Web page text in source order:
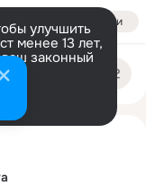
Войти
улучшить
менее 13 лет,
законный